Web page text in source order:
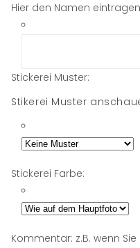
Hier den Namen
Stickerei Muster:
Stikerei Muster
Stickerei Farbe:
Kommentar: z.B. wenn